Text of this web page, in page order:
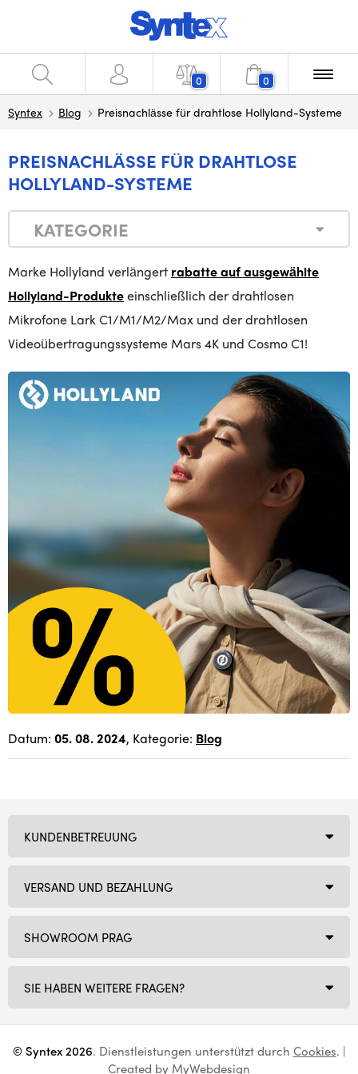
0 0
Syntex Blog Preisnachlässe für drahtlose Hollyland-Systeme
PREISNACHLÄSSE FÜR DRAHTLOSE
HOLLYLAND-SYSTEME
KATEGORIE
Marke Hollyland verlängert rabatte auf ausgewählte
Hollyland-Produkteeinschließlich der drahtlosen
Mikrofone Lark C1/M1/M2/Max und der drahtlosen
Videoübertragungssysteme Mars 4K und Cosmo C1!
Datum: 05. 08. 2024, Kategorie: Blog
SHOWROOM PRAG
SIE HABEN WEITERE FRAGEN?
KUNDENBETREUUNG
VERSAND UND BEZAHLUNG
© Syntex 2026. Dienstleistungen unterstützt durch Cookies. |
Created by MyWebdesign